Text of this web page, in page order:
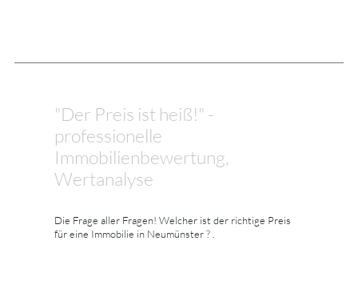
"Der Preis ist heiß!" -
professionelle
Immobilienbewertung,
Wertanalyse
Die Frage aller Fragen! Welcher ist der richtige Preis
für eine Immobilie in Neumünster ? .